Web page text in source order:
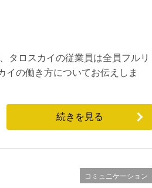
タロスカイの従業員は全員フルリ
イの働き方についてお伝えしま
続きを見る
コミュニケーション